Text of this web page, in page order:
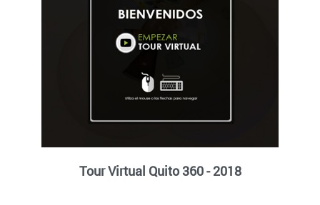
Tour Virtual Quito 360 - 2018